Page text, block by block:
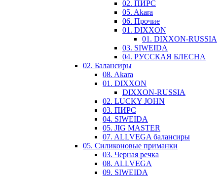
02. ПИРС
05. Akara
06. Прочие
01. DIXXON
01. DIXXON-RUSSIA
03. SIWEIDA
04. РУССКАЯ БЛЕСНА
02. Балансиры
08. Akara
01. DIXXON
DIXXON-RUSSIA
02. LUCKY JOHN
03. ПИРС
04. SIWEIDA
05. JIG MASTER
07. ALLVEGA балансиры
05. Силиконовые приманки
03. Черная речка
08. ALLVEGA
09. SIWEIDA